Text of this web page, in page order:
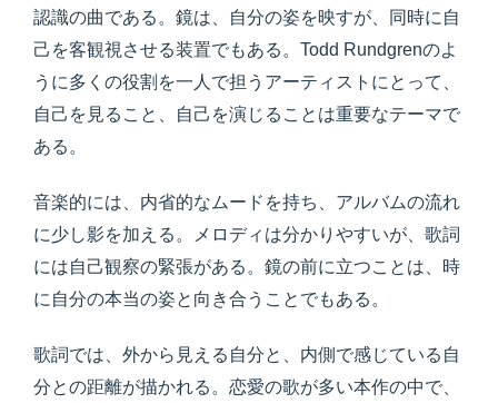
認識の曲である。鏡は、自分の姿を映すが、同時に自
己を客観視させる装置でもある。Todd Rundgrenのよ
うに多くの役割を一人で担うアーティストにとって、
自己を見ること、自己を演じることは重要なテーマで
ある。
音楽的には、内省的なムードを持ち、アルバムの流れ
に少し影を加える。メロディは分かりやすいが、歌詞
には自己観察の緊張がある。鏡の前に立つことは、時
に自分の本当の姿と向き合うことでもある。
歌詞では、外から見える自分と、内側で感じている自
分との距離が描かれる。恋愛の歌が多い本作の中で、